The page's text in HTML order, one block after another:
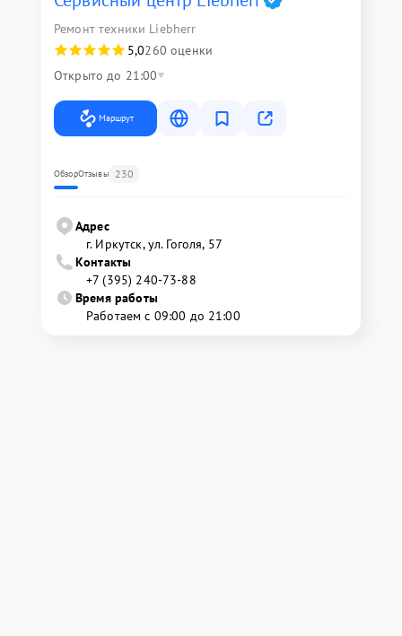
Ремонт техники Liebherr
5,0260 оценки
Открыто до 21:00
Маршрут
ОбзорОтзывы 230
Адрес
г. Иркутск, ул. ​Гоголя, 57
Контакты
+7 (395) 240-73-88
Время работы
Работаем с 09:00 до 21:00